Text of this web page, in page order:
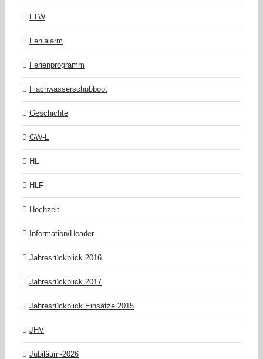
ELW
Fehlalarm
Ferienprogramm
Flachwasserschubboot
Geschichte
GW-L
HL
HLF
Hochzeit
Information/Header
Jahresrückblick 2016
Jahresrückblick 2017
Jahresrückblick Einsätze 2015
JHV
Jubiläum-2026